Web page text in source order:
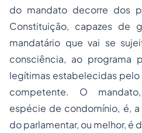
do mandato decorre dos
Constituição, capazes de
mandatário que vai se
consciência, ao programa
legítimas estabelecidas
competente. O
espécie de condomínio, é,
do parlamentar, ou melhor, é